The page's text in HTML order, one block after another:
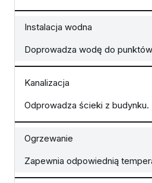
Instalacja wodna
Doprowadza wodę do
Kanalizacja
Odprowadza ścieki z budynku.
Ogrzewanie
Zapewnia odpowiednią